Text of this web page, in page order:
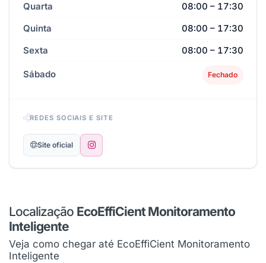
Quarta
08:00 – 17:30
Quinta
08:00 – 17:30
Sexta
08:00 – 17:30
Sábado Fechado
REDES SOCIAIS E SITE
Site oficial
Localização EcoEffiCient Monitoramento
Inteligente
Veja como chegar até EcoEffiCient Monitoramento
Inteligente